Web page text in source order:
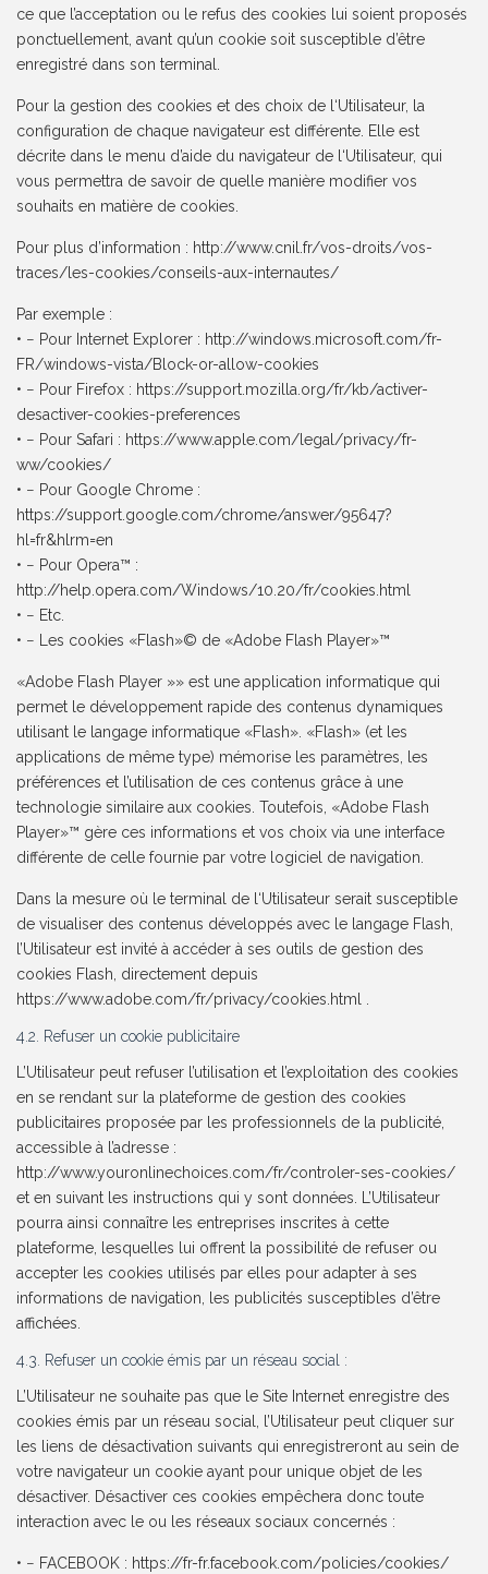
ce que l’acceptation ou le refus des cookies lui soient proposés
ponctuellement, avant qu’un cookie soit susceptible d’être
enregistré dans son terminal.
Pour la gestion des cookies et des choix de l‘Utilisateur, la
configuration de chaque navigateur est différente. Elle est
décrite dans le menu d’aide du navigateur de l‘Utilisateur, qui
vous permettra de savoir de quelle manière modifier vos
souhaits en matière de cookies.
Pour plus d’information : http://www.cnil.fr/vos-droits/vos-
traces/les-cookies/conseils-aux-internautes/
Par exemple :
• − Pour Internet Explorer : http://windows.microsoft.com/fr-
FR/windows-vista/Block-or-allow-cookies
• − Pour Firefox : https://support.mozilla.org/fr/kb/activer-
desactiver-cookies-preferences
• − Pour Safari : https://www.apple.com/legal/privacy/fr-
ww/cookies/
• − Pour Google Chrome :
https://support.google.com/chrome/answer/95647?
hl=fr&hlrm=en
• − Pour Opera™ :
http://help.opera.com/Windows/10.20/fr/cookies.html
• − Etc.
• − Les cookies «Flash»© de «Adobe Flash Player»™
«Adobe Flash Player »» est une application informatique qui
permet le développement rapide des contenus dynamiques
utilisant le langage informatique «Flash». «Flash» (et les
applications de même type) mémorise les paramètres, les
préférences et l’utilisation de ces contenus grâce à une
technologie similaire aux cookies. Toutefois, «Adobe Flash
Player»™ gère ces informations et vos choix via une interface
différente de celle fournie par votre logiciel de navigation.
Dans la mesure où le terminal de l‘Utilisateur serait susceptible
de visualiser des contenus développés avec le langage Flash,
l’Utilisateur est invité à accéder à ses outils de gestion des
cookies Flash, directement depuis
https://www.adobe.com/fr/privacy/cookies.html .
4.2. Refuser un cookie publicitaire
L’Utilisateur peut refuser l’utilisation et l’exploitation des cookies
en se rendant sur la plateforme de gestion des cookies
publicitaires proposée par les professionnels de la publicité,
accessible à l’adresse :
http://www.youronlinechoices.com/fr/controler-ses-cookies/
et en suivant les instructions qui y sont données. L’Utilisateur
pourra ainsi connaître les entreprises inscrites à cette
plateforme, lesquelles lui offrent la possibilité de refuser ou
accepter les cookies utilisés par elles pour adapter à ses
informations de navigation, les publicités susceptibles d’être
affichées.
4.3. Refuser un cookie émis par un réseau social :
L’Utilisateur ne souhaite pas que le Site Internet enregistre des
cookies émis par un réseau social, l’Utilisateur peut cliquer sur
les liens de désactivation suivants qui enregistreront au sein de
votre navigateur un cookie ayant pour unique objet de les
désactiver. Désactiver ces cookies empêchera donc toute
interaction avec le ou les réseaux sociaux concernés :
• − FACEBOOK : https://fr-fr.facebook.com/policies/cookies/